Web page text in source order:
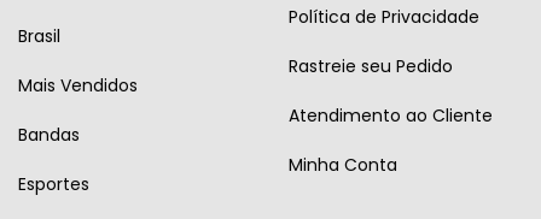
Brasil
Mais Vendidos
Bandas
Esportes
Política de Privacidade
Rastreie seu Pedido
Atendimento ao Cliente
Minha Conta